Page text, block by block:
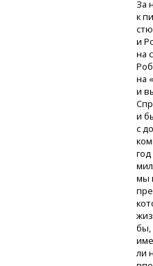
За
к
и
на
на
и
и
с
мы
бы,
ли